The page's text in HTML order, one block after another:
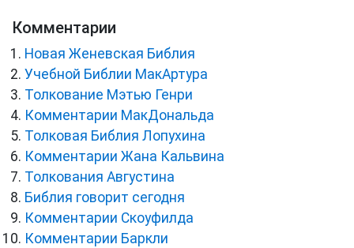
Комментарии
Новая Женевская Библия
Учебной Библии МакАртура
Толкование Мэтью Генри
Комментарии МакДональда
Толковая Библия Лопухина
Комментарии Жана Кальвина
Толкования Августина
Библия говорит сегодня
Комментарии Скоуфилда
Комментарии Баркли